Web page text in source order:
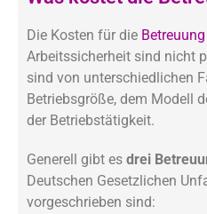
Die Kosten für die Betreuung
Arbeitssicherheit sind nicht
sind von unterschiedlichen
Betriebsgröße, dem Modell
der Betriebstätigkeit.
Generell gibt es drei
Deutschen Gesetzlichen
vorgeschrieben sind: